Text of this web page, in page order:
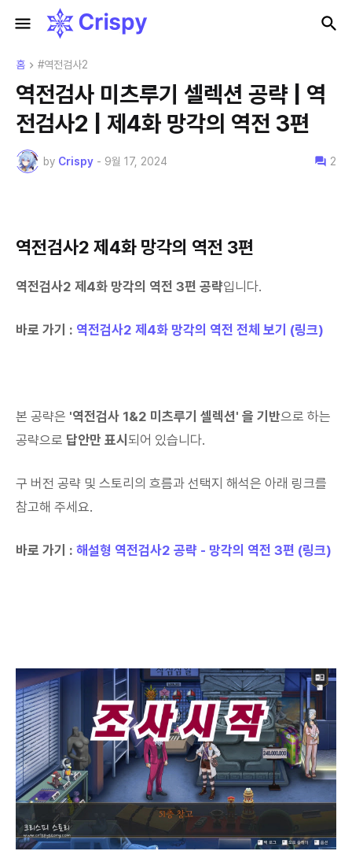
홈 #역전검사2
역전검사 미츠루기 셀렉션 공략 | 역
전검사2 | 제4화 망각의 역전 3편
by Crispy - 9월 17, 2024 2
역전검사2 제4화 망각의 역전 3편
역전검사2 제4화 망각의 역전 3편 공략입니다.
바로 가기 : 역전검사2 제4화 망각의 역전 전체 보기 (링크)
본 공략은 '역전검사 1&2 미츠루기 셀렉션' 을 기반으로 하는
공략으로 답안만 표시 되어 있습니다.
구 버전 공략 및 스토리의 흐름과 선택지 해석은 아래 링크를
참고해 주세요.
바로 가기 : 해설형 역전검사2 공략 - 망각의 역전 3편 (링크)